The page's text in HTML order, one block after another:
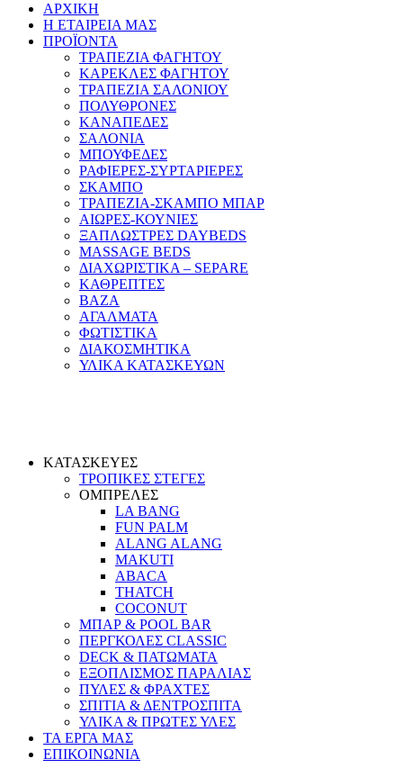
ΑΡΧΙΚΗ
Η ΕΤΑΙΡΕΙΑ ΜΑΣ
ΠΡΟΪΟΝΤΑ
ΤΡΑΠΕΖΙΑ ΦΑΓΗΤΟΥ
ΚΑΡΕΚΛΕΣ ΦΑΓΗΤΟΥ
ΤΡΑΠΕΖΙΑ ΣΑΛΟΝΙΟΥ
ΠΟΛΥΘΡΟΝΕΣ
ΚΑΝΑΠΕΔΕΣ
ΣΑΛΟΝΙΑ
ΜΠΟΥΦΕΔΕΣ
ΡΑΦΙΕΡΕΣ-ΣΥΡΤΑΡΙΕΡΕΣ
ΣΚΑΜΠΟ
ΤΡΑΠΕΖΙΑ-ΣΚΑΜΠΟ ΜΠΑΡ
ΑΙΩΡΕΣ-ΚΟΥΝΙΕΣ
ΞΑΠΛΩΣΤΡΕΣ DAYBEDS
MASSAGE BEDS
ΔΙΑΧΩΡΙΣΤΙΚΑ – SEPARE
ΚΑΘΡΕΠΤΕΣ
ΒΑΖΑ
ΑΓΑΛΜΑΤΑ
ΦΩΤΙΣΤΙΚΑ
ΔΙΑΚΟΣΜΗΤΙΚΑ
ΥΛΙΚΑ ΚΑΤΑΣΚΕΥΩΝ
ΚΑΤΑΣΚΕΥΕΣ
ΤΡΟΠΙΚΕΣ ΣΤΕΓΕΣ
ΟΜΠΡΕΛΕΣ
LA BANG
FUN PALM
ALANG ALANG
MAKUTI
ABACA
THATCH
COCONUT
ΜΠΑΡ & POOL BAR
ΠΕΡΓΚΟΛΕΣ CLASSIC
DECK & ΠΑΤΩΜΑΤΑ
ΕΞΟΠΛΙΣΜΟΣ ΠΑΡΑΛΙΑΣ
ΠΥΛΕΣ & ΦΡΑΧΤΕΣ
ΣΠΙΤΙΑ & ΔΕΝΤΡΟΣΠΙΤΑ
ΥΛΙΚΑ & ΠΡΩΤΕΣ ΥΛΕΣ
ΤΑ ΕΡΓΑ ΜΑΣ
ΕΠΙΚΟΙΝΩΝΙΑ